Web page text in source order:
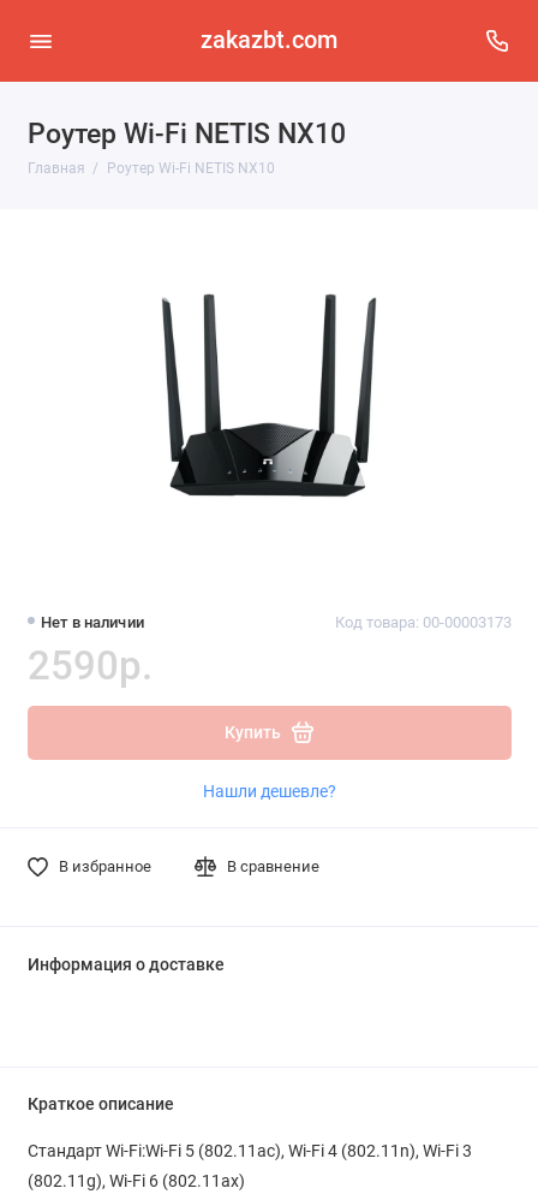
zakazbt.com
Роутер Wi-Fi NETIS NX10
Главная Роутер Wi-Fi NETIS NX10
Нет в наличии Код товара: 00-00003173
2590р.
Купить
Нашли дешевле?
В избранное В сравнение
Информация о доставке
Краткое описание
Стандарт Wi-Fi:Wi-Fi 5 (802.11ac), Wi-Fi 4 (802.11n), Wi-Fi 3
(802.11g), Wi-Fi 6 (802.11ax)